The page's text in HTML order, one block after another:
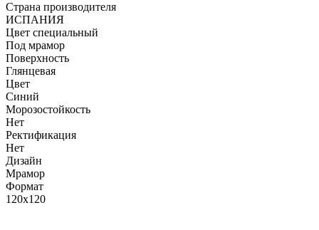
Страна производителя
ИСПАНИЯ
Цвет специальный
Под мрамор
Поверхность
Глянцевая
Цвет
Синий
Морозостойкость
Нет
Ректификация
Нет
Дизайн
Мрамор
Формат
120x120